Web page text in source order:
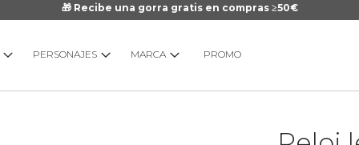
🎁 Recibe una gorra gratis en compras ≥50€
PERSONAJES MARCA PROMO